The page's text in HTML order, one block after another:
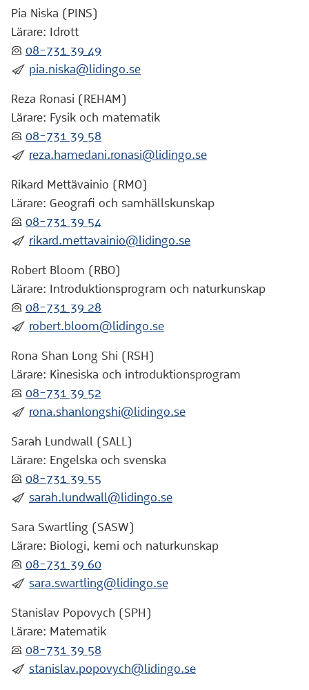
Pia Niska (PINS)
Lärare: Idrott
:telefon: 08-731 39 49
:skicka: pia.niska@lidingo.se
Reza Ronasi (REHAM)
Lärare: Fysik och matematik
:telefon: 08-731 39 58
:skicka: reza.hamedani.ronasi@lidingo.se
Rikard Mettävainio (RMO)
Lärare: Geografi och samhällskunskap
:telefon: 08-731 39 54
:skicka: rikard.mettavainio@lidingo.se
Robert Bloom (RBO)
Lärare: Introduktionsprogram och naturkunskap
:telefon: 08-731 39 28
:skicka: robert.bloom@lidingo.se
Rona Shan Long Shi (RSH)
Lärare: Kinesiska och introduktionsprogram
:telefon: 08-731 39 52
:skicka: rona.shanlongshi@lidingo.se
Sarah Lundwall (SALL)
Lärare: Engelska och svenska
:telefon: 08-731 39 55
:skicka: sarah.lundwall@lidingo.se
Sara Swartling (SASW)
Lärare: Biologi, kemi och naturkunskap
:telefon: 08-731 39 60
:skicka: sara.swartling@lidingo.se
Stanislav Popovych (SPH)
Lärare: Matematik
:telefon: 08-731 39 58
:skicka: stanislav.popovych@lidingo.se